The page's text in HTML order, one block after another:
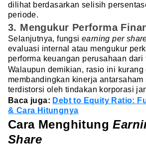
dilihat berdasarkan selisih
periode.
3. Mengukur Performa
Selanjutnya, fungsi earning per
evaluasi internal atau mengukur
performa keuangan perusahaan dari
Walaupun demikian, rasio ini kurang
membandingkan kinerja antarsaham
terdistorsi oleh tindakan korporasi
Baca juga: Debt to Equity Ratio:
& Cara Hitungnya
Cara Menghitung
Share